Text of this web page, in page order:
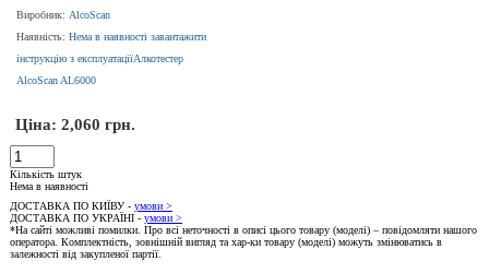
Виробник: AlcoScan
Наявність: Нема в наявності завантажити
інструкцію з експлуатаціїАлкотестер
AlcoScan AL6000
Ціна: 2,060 грн.
Кількість штук
Нема в наявності
ДОСТАВКА ПО КИЇВУ - умови >
ДОСТАВКА ПО УКРАЇНІ - умови >
*На сайті можливі помилки. Про всі неточності в описі цього товару (моделі) – повідомляти нашого
оператора. Комплектність, зовнішній вигляд та хар-ки товару (моделі) можуть змінюватись в
залежності від закупленої партії.